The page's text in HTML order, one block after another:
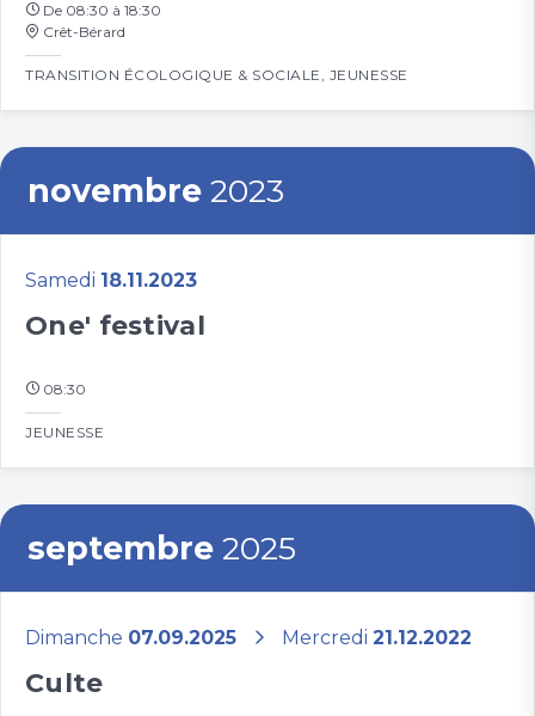
TRANSITION ÉCOLOGIQUE & SOCIALE, JEUNESSE
Crêt-Bérard
De 08:30 à 18:30
novembre 2023
Samedi 18.11.2023
One' festival
JEUNESSE
08:30
septembre 2025
Dimanche 07.09.2025 Mercredi 21.12.2022
Culte